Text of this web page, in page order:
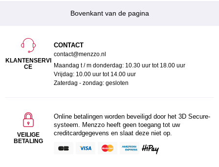
Bovenkant van de pagina
KLANTENSERVI
CE
CONTACT
contact@menzzo.nl
Maandag t / m donderdag: 10.30 uur tot 18.00 uur
Vrijdag: 10.00 uur tot 14.00 uur
Zaterdag - zondag: gesloten
VEILIGE
BETALING
Online betalingen worden beveiligd door het 3D Secure-
systeem. Menzzo heeft geen toegang tot uw
creditcardgegevens en slaat deze niet op.